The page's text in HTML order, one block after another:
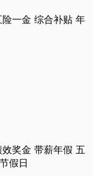
险一金 综合补贴 年
效奖金 带薪年假 五
假日